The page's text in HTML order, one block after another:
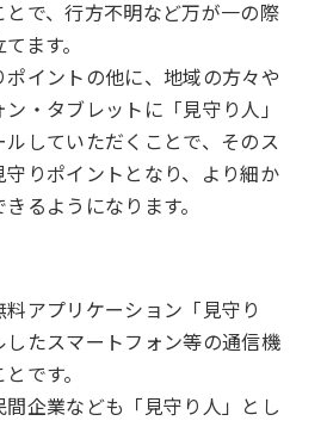
とで、行方不明など万が一の際
ます。
ポイントの他に、地域の方々や
・タブレットに「見守り人」
ルしていただくことで、そのス
守りポイントとなり、より細か
るようになります。
アプリケーション「見守り
したスマートフォン等の通信機
です。
企業なども「見守り人」とし